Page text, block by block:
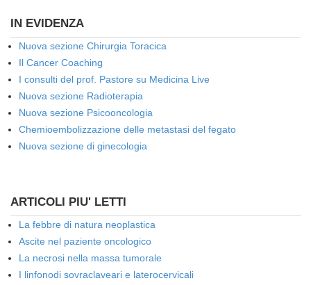
IN EVIDENZA
Nuova sezione Chirurgia Toracica
Il Cancer Coaching
I consulti del prof. Pastore su Medicina Live
Nuova sezione Radioterapia
Nuova sezione Psicooncologia
Chemioembolizzazione delle metastasi del fegato
Nuova sezione di ginecologia
ARTICOLI PIU' LETTI
La febbre di natura neoplastica
Ascite nel paziente oncologico
La necrosi nella massa tumorale
I linfonodi sovraclaveari e laterocervicali